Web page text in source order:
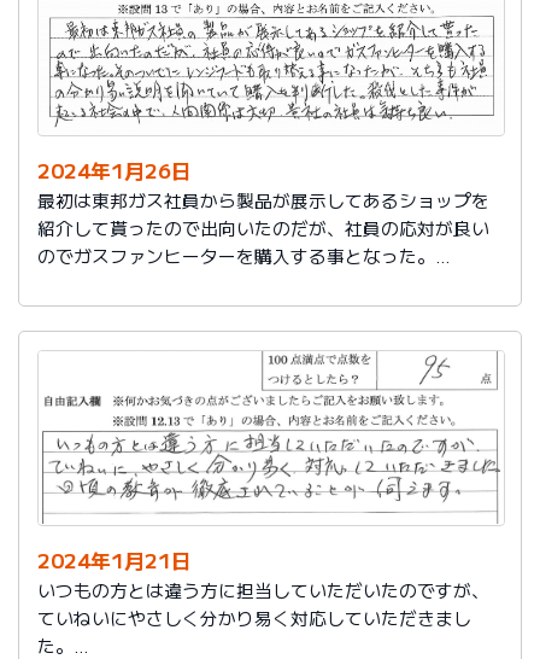
2024年1月26日
最初は東邦ガス社員から製品が展示してあるショップを
紹介して貰ったので出向いたのだが、社員の応対が良い
のでガスファンヒーターを購入する事となった。
そちらも社員の分かり易い説明を聞いていて購入を判断
した。
殺伐とした事件が起こる社会の中で、人間関係は大切。
貴社の社員は気持ち良い。
2024年1月21日
いつもの方とは違う方に担当していただいたのですが、
ていねいにやさしく分かり易く対応していただきまし
た。